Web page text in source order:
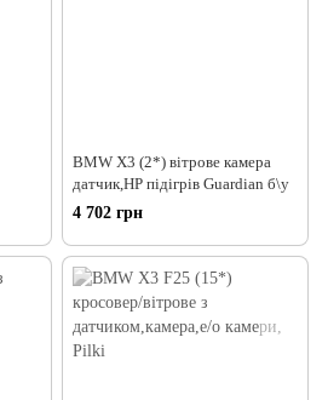
BMW X3 (2*) вітрове камера
датчик,НР підігрів Guardian б\у
4 702 грн